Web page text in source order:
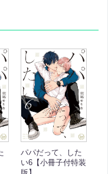
パパだって、した
い6【小冊子付特装